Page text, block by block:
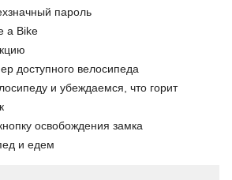
пароль
a Bike
доступного велосипеда
и убеждаемся, что горит
освобождения замка
и едем